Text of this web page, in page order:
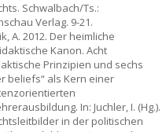
Schwalbach/Ts.:
Verlag. 9-21.
A. 2012. Der heimliche
Kanon. Acht
Prinzipien und sechs
beliefs“ als Kern einer
In: Juchler, I. (Hg.).
in der politischen